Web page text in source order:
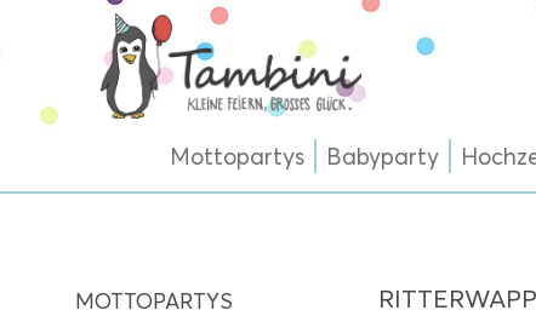
Mottopartys Babyparty
MOTTOPARTYS